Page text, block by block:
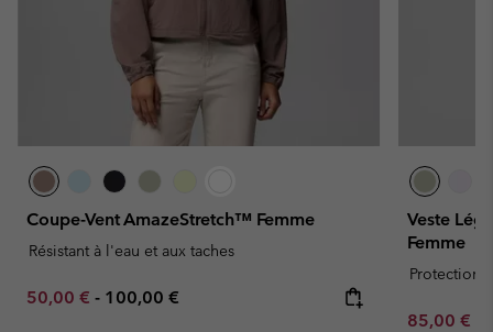
Coupe-Vent AmazeStretch™ Femme
Résistant à l'eau et aux taches
Minimum sale price:
50,00 € - Maximum price:
100,00 €
Veste
Femme
Protection
Minimum
85,00 €